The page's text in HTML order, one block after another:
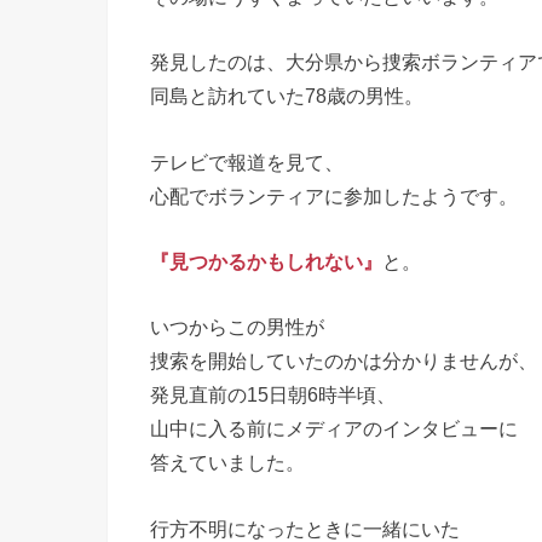
発見したのは、大分県から捜索ボランティア
同島と訪れていた78歳の男性。
テレビで報道を見て、
心配でボランティアに参加したようです。
『見つかるかもしれない』 と。
いつからこの男性が
捜索を開始していたのかは分かりませんが、
発見直前の15日朝6時半頃、
山中に入る前にメディアのインタビューに
答えていました。
行方不明になったときに一緒にいた